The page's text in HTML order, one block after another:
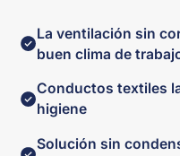
La ventilación sin
buen clima de
Conductos textiles
higiene
Solución sin